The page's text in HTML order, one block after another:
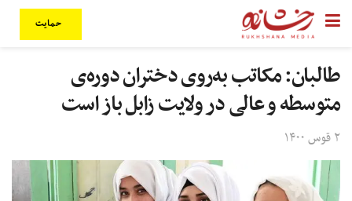
حمایت
طالبان:‌ مکاتب به‌روی دختران دوره‌ی
متوسطه و عالی در ولایت زابل باز است
۲ قوس ۱۴۰۰